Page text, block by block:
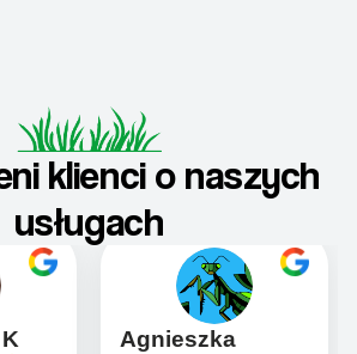
klienci o naszych
usługach
Agnieszka